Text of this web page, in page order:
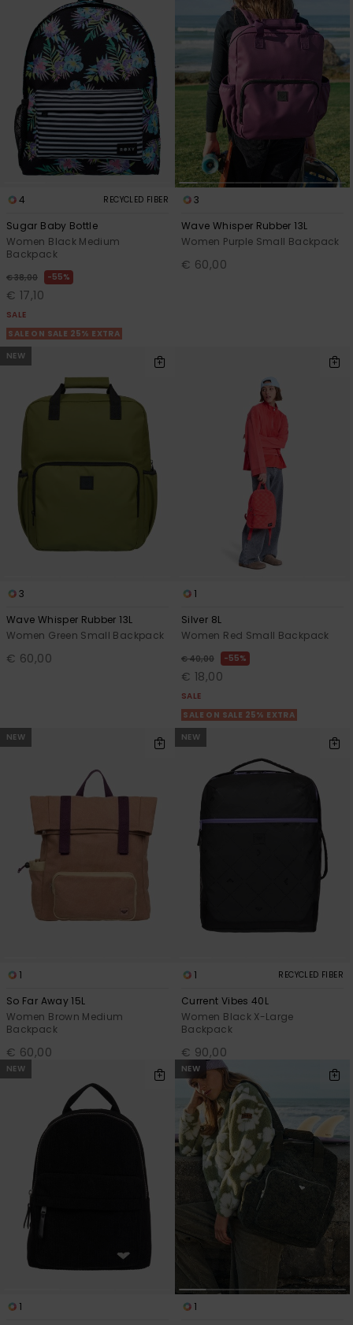
4 RECYCLED FIBER
Sugar Baby Bottle
Women Black Medium
Backpack
€ 38,00 55%
€ 17,10
SALE
SALE ON SALE 25% EXTRA
3
Wave Whisper Rubber 13L
Women Purple Small Backpack
€ 60,00
NEW
3
Wave Whisper Rubber 13L
Women Green Small Backpack
€ 60,00
1
Silver 8L
Women Red Small Backpack
€ 40,00 55%
€ 18,00
SALE
SALE ON SALE 25% EXTRA
NEW
1
So Far Away 15L
Women Brown Medium
Backpack
€ 60,00
NEW
1 RECYCLED FIBER
Current Vibes 40L
Women Black X-Large
Backpack
€ 90,00
NEW
1
NEW
1